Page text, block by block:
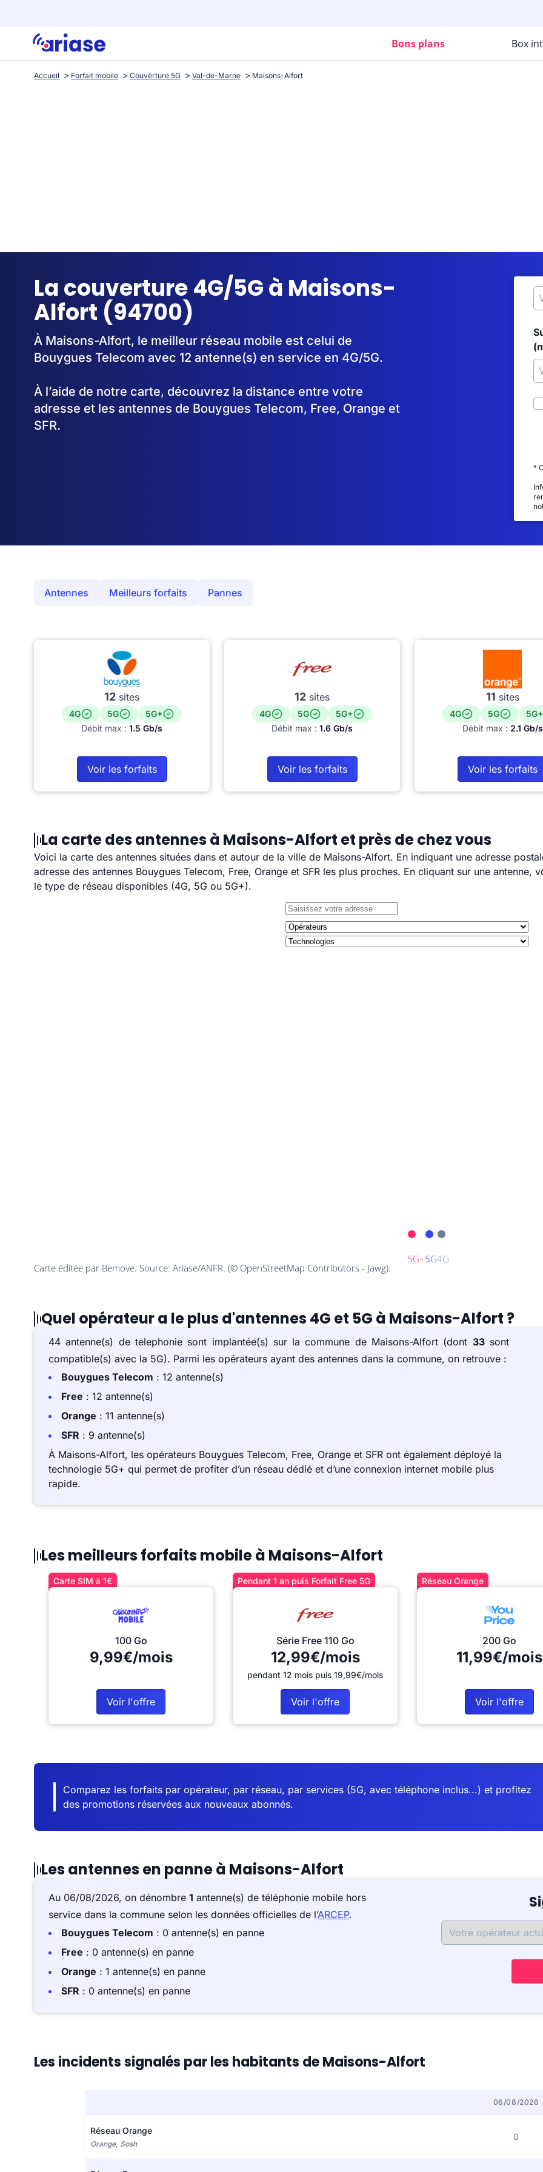
Bons plans Box
Accueil Forfait mobile Couverture 5G Val-de-Marne Maisons-Alfort
La couverture 4G/5G à Maisons-
Alfort (94700)
À Maisons-Alfort, le meilleur réseau mobile est celui de
Bouygues Telecom avec 12 antenne(s) en service en 4G/5G.
À l’aide de notre carte, découvrez la distance entre votre
adresse et les antennes de Bouygues Telecom, Free, Orange et
SFR.
*
Antennes Meilleurs forfaits Pannes
12 sites
4G 5G
5G+
Débit max : 1.5 Gb/s
Voir les forfaits
12 sites
4G 5G
5G+
Débit max : 1.6 Gb/s
Voir les forfaits
11 sites
4G 5G
5G+
Débit max : 2.1 Gb/s
Voir les forfaits
La carte des antennes à Maisons-Alfort et près de chez vous
Voici la carte des antennes situées dans et autour de la ville de Maisons-Alfort. En indiquant une adresse
adresse des antennes Bouygues Telecom, Free, Orange et SFR les plus proches. En cliquant sur une
le type de réseau disponibles (4G, 5G ou 5G+).
Quel opérateur a le plus d'antennes 4G et 5G à Maisons-Alfort ?
44 antenne(s) de telephonie sont implantée(s) sur la commune de Maisons-Alfort (dont 33sont
compatible(s) avec la 5G). Parmi les opérateurs ayant des antennes dans la commune, on retrouve :
Bouygues Telecom : 12 antenne(s)
Free : 12 antenne(s)
Orange : 11 antenne(s)
SFR : 9 antenne(s)
À Maisons-Alfort, les opérateurs Bouygues Telecom, Free, Orange et SFR ont également déployé la
technologie 5G+ qui permet de profiter d’un réseau dédié et d’une connexion internet mobile plus
rapide.
Les meilleurs forfaits mobile à Maisons-Alfort
Carte SIM à 1€
100 Go
9,99€/mois
Voir l'offre
Pendant 1 an puis Forfait Free 5G
Série Free 110 Go
12,99€/mois
pendant 12 mois puis 19,99€/mois
Voir l'offre
Réseau Orange
200 Go
11,99€/mois
Voir l'offre
Comparez les forfaits par opérateur, par réseau, par services (5G, avec téléphone inclus...) et profitez
des promotions réservées aux nouveaux abonnés.
Les antennes en panne à Maisons-Alfort
Au 06/08/2026, on dénombre 1 antenne(s) de téléphonie mobile hors
service dans la commune selon les données officielles de l’ARCEP.
Bouygues Telecom : 0 antenne(s) en panne
Free : 0 antenne(s) en panne
Orange : 1 antenne(s) en panne
SFR : 0 antenne(s) en panne
Les incidents signalés par les habitants de Maisons-Alfort
06/08/2026
Réseau Orange
Orange, Sosh
0